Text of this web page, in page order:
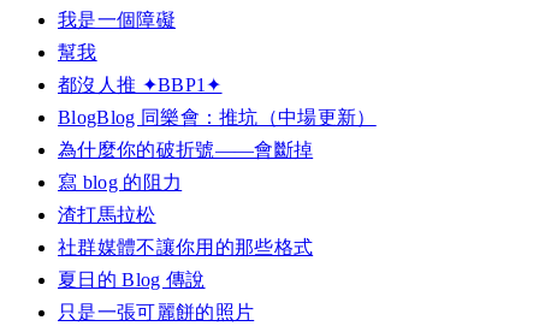
我是一個障礙
幫我
都沒人推 ✦BBP1✦
BlogBlog 同樂會：推坑（中場更新）
為什麼你的破折號——會斷掉
寫 blog 的阻力
渣打馬拉松
社群媒體不讓你用的那些格式
夏日的 Blog 傳說
只是一張可麗餅的照片